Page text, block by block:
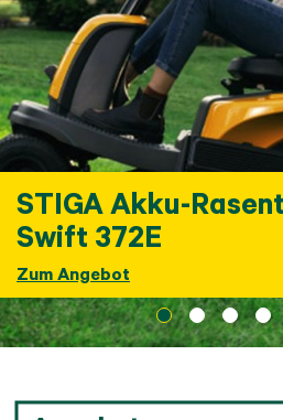
STIGA Akku-
Swift 372E
Zum Angebot